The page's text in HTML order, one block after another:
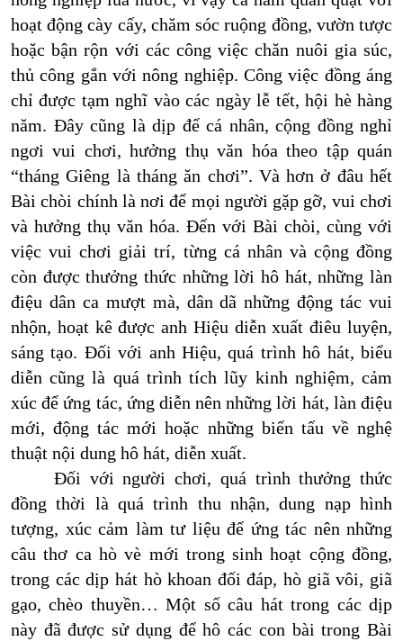
hoạt động cày cấy, chăm sóc ruộng đồng, vườn tược
hoặc bận rộn với các công việc chăn nuôi gia súc,
thủ công gắn với nông nghiệp. Công việc đồng áng
chỉ được tạm nghĩ vào các ngày lễ tết, hội hè hàng
năm. Đây cũng là dịp để cá nhân, cộng đồng nghỉ
ngơi vui chơi, hưởng thụ văn hóa theo tập quán
“tháng Giêng là tháng ăn chơi”. Và hơn ở đâu hết
Bài chòi chính là nơi để mọi người gặp gỡ, vui chơi
và hưởng thụ văn hóa. Đến với Bài chòi, cùng với
việc vui chơi giải trí, từng cá nhân và cộng đồng
còn được thưởng thức những lời hô hát, những làn
điệu dân ca mượt mà, dân dã những động tác vui
nhộn, hoạt kê được anh Hiệu diễn xuất điêu luyện,
sáng tạo. Đối với anh Hiệu, quá trình hô hát, biểu
diễn cũng là quá trình tích lũy kinh nghiệm, cảm
xúc để ứng tác, ứng diễn nên những lời hát, làn điệu
mới, động tác mới hoặc những biến tấu về nghệ
thuật nội dung hô hát, diễn xuất.
Đối với người chơi, quá trình thưởng thức
đồng thời là quá trình thu nhận, dung nạp hình
tượng, xúc cảm làm tư liệu để ứng tác nên những
câu thơ ca hò vè mới trong sinh hoạt cộng đồng,
trong các dịp hát hò khoan đối đáp, hò giã vôi, giã
gạo, chèo thuyền… Một số câu hát trong các dịp
này đã được sử dụng để hô các con bài trong Bài